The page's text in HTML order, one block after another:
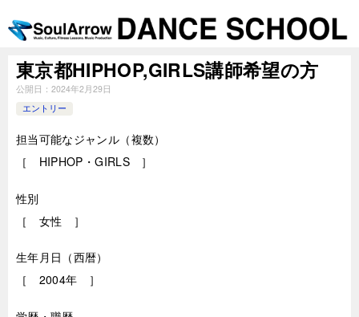
東京都HIPHOP,GIRLS講師希望の方
公開日： 2024年2月29日
エントリー
担当可能なジャンル（複数）
［ HIPHOP・GIRLS ］
性別
［ 女性 ］
生年月日（西暦）
［ 2004年 ］